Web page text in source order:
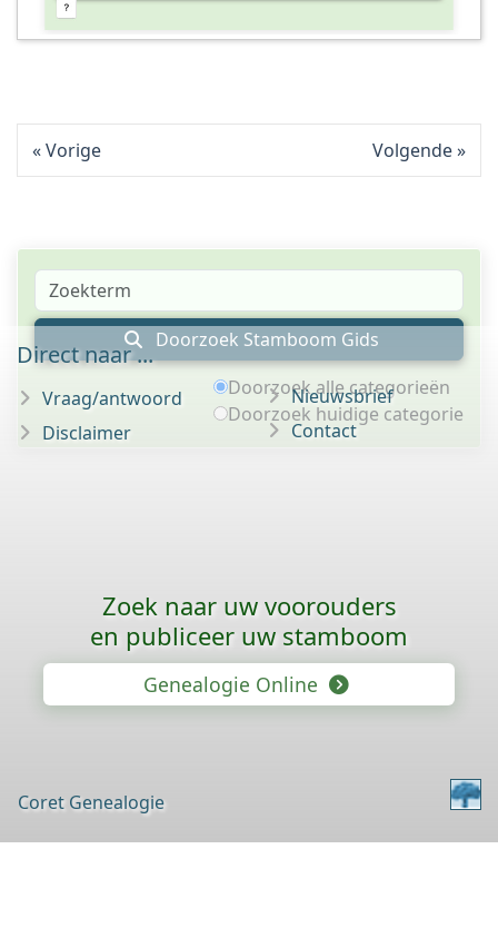
Vorige Volgende
Doorzoek Stamboom Gids
Doorzoek alle categorieën
Doorzoek huidige categorie
Direct naar ...
Vraag/antwoord
Disclaimer
Nieuwsbrief
Contact
Zoek naar uw voorouders
en publiceer uw stamboom
Genealogie Online
Coret Genealogie